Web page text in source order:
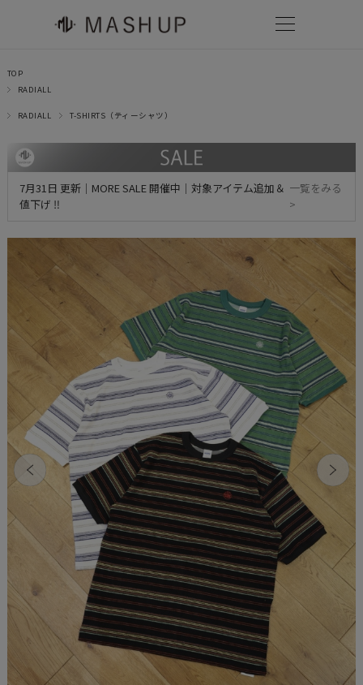
TOP
RADIALL
RADIALL T-SHIRTS（ティーシャツ）
7月31日 更新｜MORE SALE 開催中｜対象アイテム追加＆
値下げ ‼
一覧をみる
>